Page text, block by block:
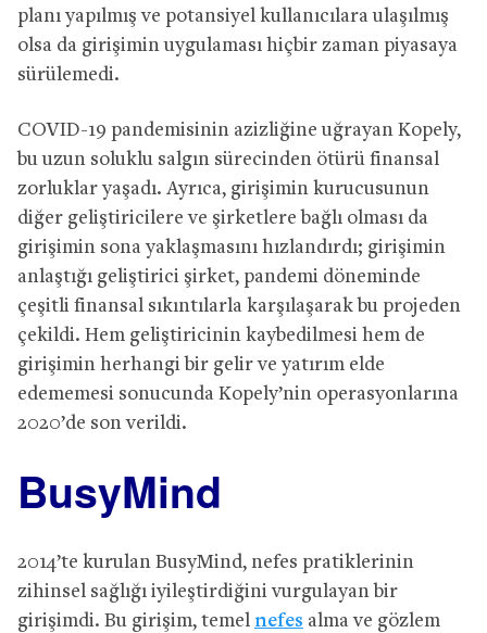
planı yapılmış ve potansiyel kullanıcılara ulaşılmış
olsa da girişimin uygulaması hiçbir zaman piyasaya
sürülemedi.
COVID-19 pandemisinin azizliğine uğrayan Kopely,
bu uzun soluklu salgın sürecinden ötürü finansal
zorluklar yaşadı. Ayrıca, girişimin kurucusunun
diğer geliştiricilere ve şirketlere bağlı olması da
girişimin sona yaklaşmasını hızlandırdı; girişimin
anlaştığı geliştirici şirket, pandemi döneminde
çeşitli finansal sıkıntılarla karşılaşarak bu projeden
çekildi. Hem geliştiricinin kaybedilmesi hem de
girişimin herhangi bir gelir ve yatırım elde
edememesi sonucunda Kopely’nin operasyonlarına
2020’de son verildi.
BusyMind
2014’te kurulan BusyMind, nefes pratiklerinin
zihinsel sağlığı iyileştirdiğini vurgulayan bir
girişimdi. Bu girişim, temel nefes alma ve gözlem